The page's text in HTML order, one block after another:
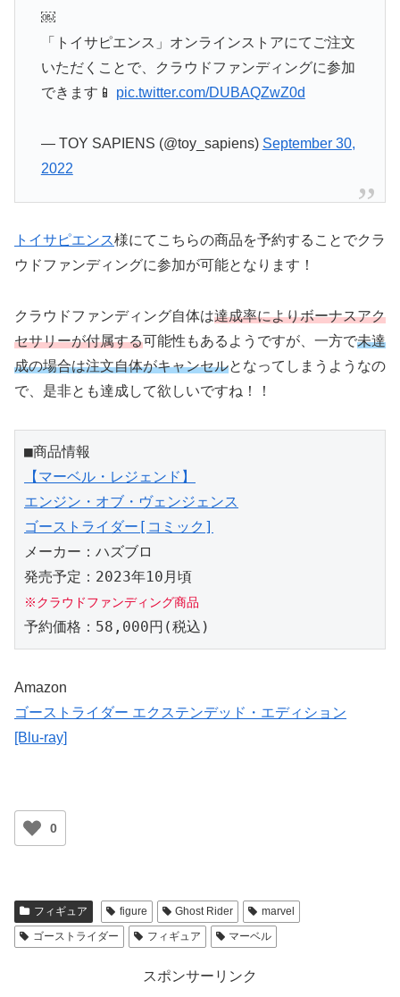
￼
「トイサピエンス」オンラインストアにてご注文
いただくことで、クラウドファンディングに参加
できます📱 pic.twitter.com/DUBAQZwZ0d
— TOY SAPIENS (@toy_sapiens) September 30,
2022
トイサピエンス様にてこちらの商品を予約することでクラ
ウドファンディングに参加が可能となります！
クラウドファンディング自体は達成率によりボーナスアク
セサリーが付属する可能性もあるようですが、一方で未達
成の場合は注文自体がキャンセルとなってしまうようなの
で、是非とも達成して欲しいですね！！
■商品情報
【マーベル・レジェンド】
エンジン・オブ・ヴェンジェンス
ゴーストライダー[コミック]
メーカー：ハズブロ
発売予定：2023年10月頃
※クラウドファンディング商品
予約価格：58,000円(税込)
Amazon
ゴーストライダー エクステンデッド・エディション
[Blu-ray]
0
フィギュア figure Ghost Rider
marvel
ゴーストライダー
フィギュア マーベル
スポンサーリンク